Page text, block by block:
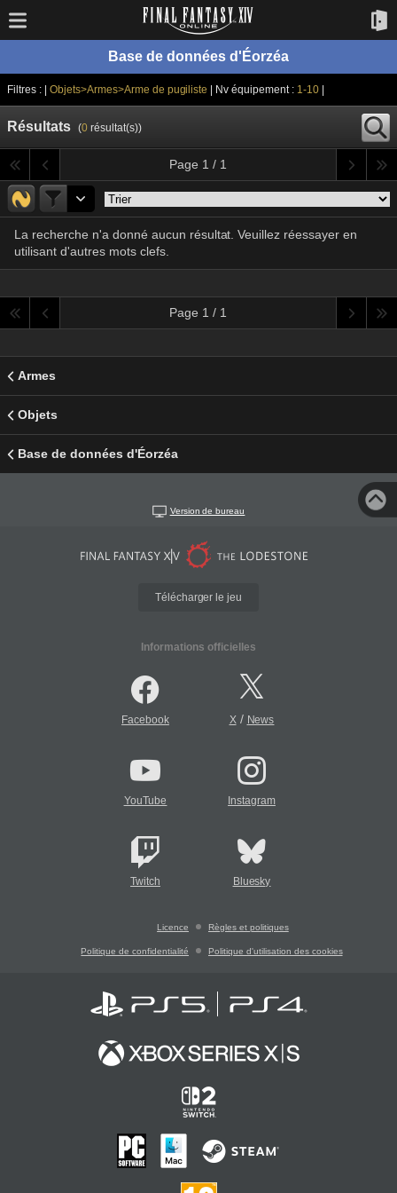
Base de données d'Éorzéa
Filtres : | Objets>Armes>Arme de pugiliste | Nv équipement : 1-10
Résultats (0résultat(s))
Page 1 / 1
La recherche n'a donné aucun résultat. Veuillez réessayer en
utilisant d'autres mots clefs.
Page 1 / 1
Armes
Objets
Base de données d'Éorzéa
Version de bureau
Télécharger le jeu
Informations officielles
Facebook X/ News
YouTube Instagram
Twitch Bluesky
Licence Règles et politiques
Politique de confidentialité Politique d'utilisation des cookies